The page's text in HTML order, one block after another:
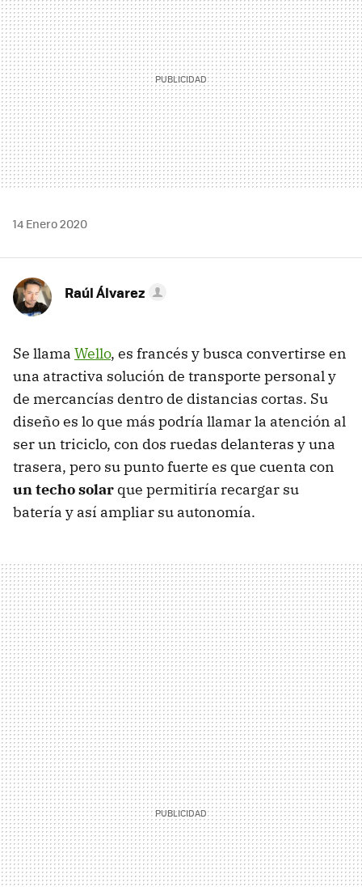
14 Enero 2020
Raúl Álvarez
Se llama Wello, es francés y busca convertirse en
una atractiva solución de transporte personal y
de mercancías dentro de distancias cortas. Su
diseño es lo que más podría llamar la atención al
ser un triciclo, con dos ruedas delanteras y una
trasera, pero su punto fuerte es que cuenta con
un techo solar que permitiría recargar su
batería y así ampliar su autonomía.